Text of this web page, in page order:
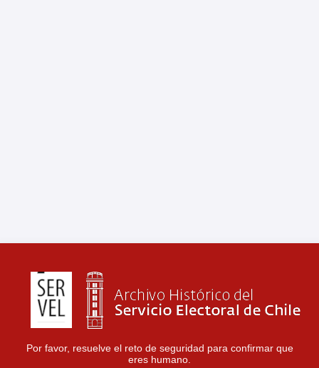
Por favor, resuelve el reto de seguridad para confirmar que
eres humano.